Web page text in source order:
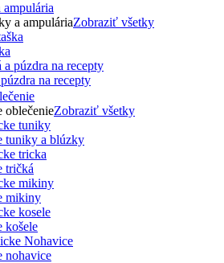
ampulária
a ampuláriaZobraziť všetky
na recepty
oblečenieZobraziť všetky
tuniky a blúzky
tričká
mikiny
košele
nohavice